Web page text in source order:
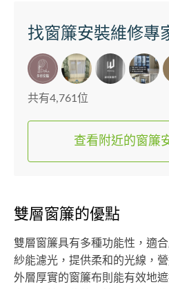
找窗簾安裝維修專
共有4,761位
查看附近的窗簾
雙層窗簾的優點
雙層窗簾具有多種功能性，適
紗能濾光，提供柔和的光線，
外層厚實的窗簾布則能有效地